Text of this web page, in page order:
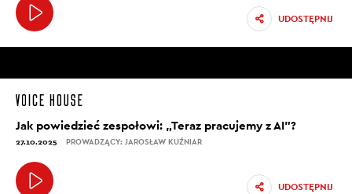
UDOSTĘPNIJ
Jak powiedzieć zespołowi: „Teraz pracujemy z AI”?
27.10.2025 PROWADZĄCY: JAROSŁAW KUŹNIAR
UDOSTĘPNIJ